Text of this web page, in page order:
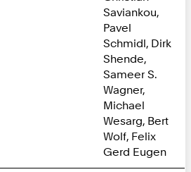
Saviankou,
Pavel
Schmidl, Dirk
Shende,
Sameer S.
Wagner,
Michael
Wesarg, Bert
Wolf, Felix
Gerd Eugen